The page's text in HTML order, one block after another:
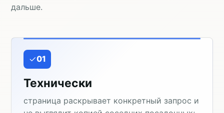
дальше.
01
Технически
страница раскрывает конкретный запрос и